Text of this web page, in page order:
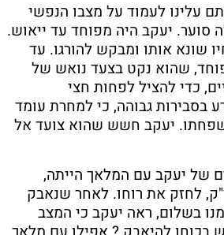
עלינו לעמוד על מצבו הנפשי
סוער. יעקב היה מפוחד עד ייאוש.
שונא אותו ומבקש להורגו. עד
שהוא נקט בצעד נואש של
כדי להציל לפחות חצי
בסבירות גבוהה, כי למחרת עומד
יעקב חשש שהוא צועד אל
של יעקב עם המלאך הייתה,
לחזק את רוחו. לאחר שנאבק
בשלום, ראה יעקב כי המצב